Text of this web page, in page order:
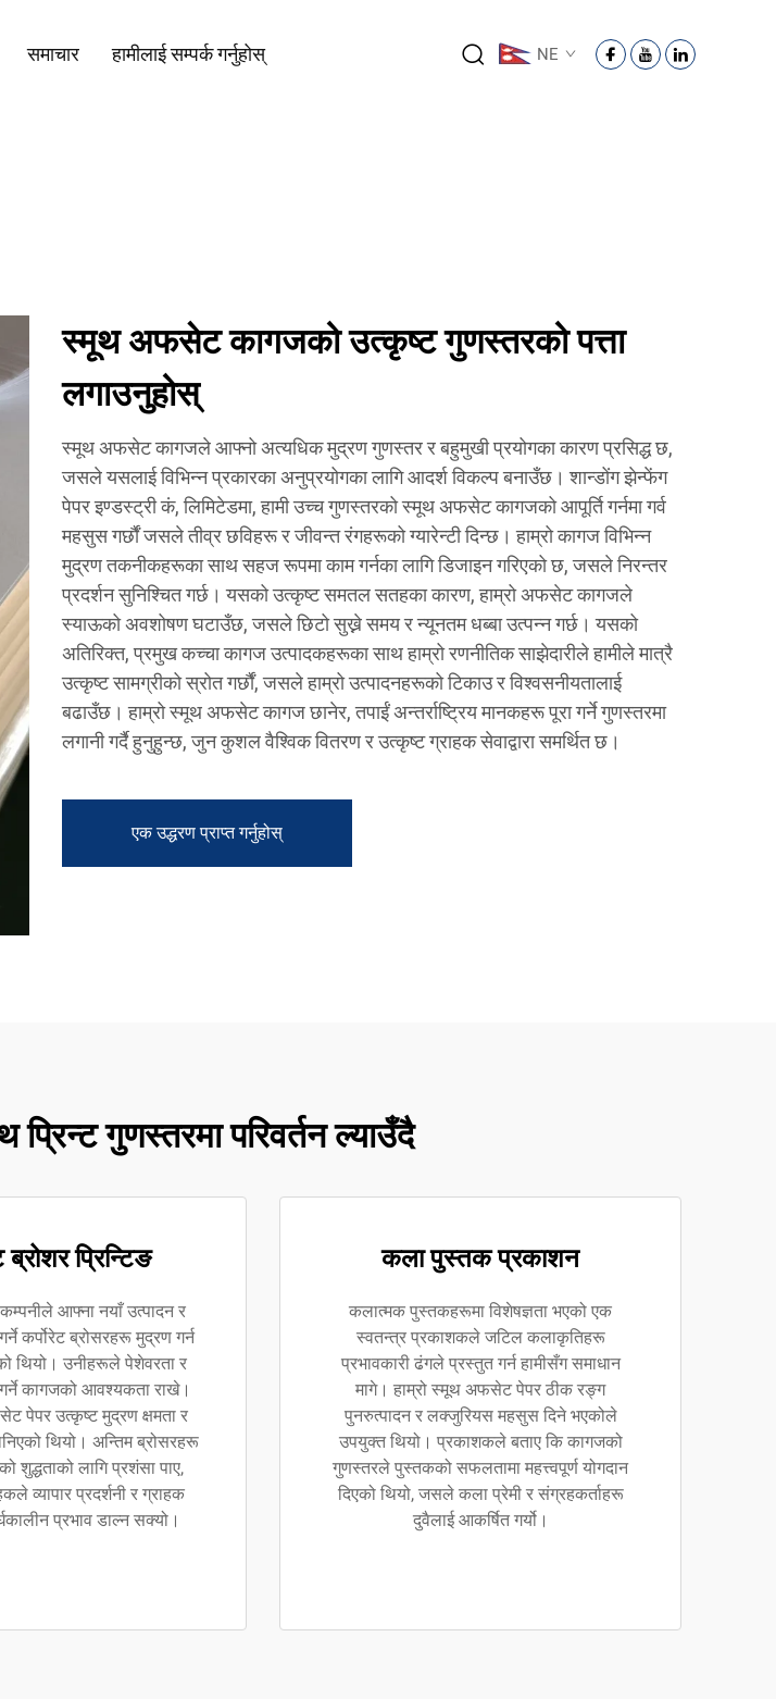
समाचार हामीलाई सम्पर्क गर्नुहोस् NE
स्मूथ अफसेट कागजको उत्कृष्ट गुणस्तरको पत्ता
लगाउनुहोस्
स्मूथ अफसेट कागजले आफ्नो अत्यधिक मुद्रण गुणस्तर र बहुमुखी प्रयोगका कारण प्रसिद्ध छ,
जसले यसलाई विभिन्न प्रकारका अनुप्रयोगका लागि आदर्श विकल्प बनाउँछ। शान्डोंग झेन्फेंग
पेपर इण्डस्ट्री कं, लिमिटेडमा, हामी उच्च गुणस्तरको स्मूथ अफसेट कागजको आपूर्ति गर्नमा गर्व
महसुस गर्छौं जसले तीव्र छविहरू र जीवन्त रंगहरूको ग्यारेन्टी दिन्छ। हाम्रो कागज विभिन्न
मुद्रण तकनीकहरूका साथ सहज रूपमा काम गर्नका लागि डिजाइन गरिएको छ, जसले निरन्तर
प्रदर्शन सुनिश्चित गर्छ। यसको उत्कृष्ट समतल सतहका कारण, हाम्रो अफसेट कागजले
स्याऊको अवशोषण घटाउँछ, जसले छिटो सुख्ने समय र न्यूनतम धब्बा उत्पन्न गर्छ। यसको
अतिरिक्त, प्रमुख कच्चा कागज उत्पादकहरूका साथ हाम्रो रणनीतिक साझेदारीले हामीले मात्रै
उत्कृष्ट सामग्रीको स्रोत गर्छौं, जसले हाम्रो उत्पादनहरूको टिकाउ र विश्वसनीयतालाई
बढाउँछ। हाम्रो स्मूथ अफसेट कागज छानेर, तपाईं अन्तर्राष्ट्रिय मानकहरू पूरा गर्ने गुणस्तरमा
लगानी गर्दै हुनुहुन्छ, जुन कुशल वैश्विक वितरण र उत्कृष्ट ग्राहक सेवाद्वारा समर्थित छ।
एक उद्धरण प्राप्त गर्नुहोस्
गुणस्तरमा परिवर्तन ल्याउँदै
ब्रोशर प्रिन्टिङ
आफ्ना नयाँ उत्पादन र
कर्पोरेट ब्रोसरहरू मुद्रण गर्न
थियो। उनीहरूले पेशेवरता र
कागजको आवश्यकता राखे।
पेपर उत्कृष्ट मुद्रण क्षमता र
थियो। अन्तिम ब्रोसरहरू
शुद्धताको लागि प्रशंसा पाए,
व्यापार प्रदर्शनी र ग्राहक
प्रभाव डाल्न सक्यो।
कला पुस्तक प्रकाशन
कलात्मक पुस्तकहरूमा विशेषज्ञता भएको एक
स्वतन्त्र प्रकाशकले जटिल कलाकृतिहरू
प्रभावकारी ढंगले प्रस्तुत गर्न हामीसँग समाधान
मागे। हाम्रो स्मूथ अफसेट पेपर ठीक रङ्ग
पुनरुत्पादन र लक्जुरियस महसुस दिने भएकोले
उपयुक्त थियो। प्रकाशकले बताए कि कागजको
गुणस्तरले पुस्तकको सफलतामा महत्त्वपूर्ण योगदान
दिएको थियो, जसले कला प्रेमी र संग्रहकर्ताहरू
दुवैलाई आकर्षित गर्यो।